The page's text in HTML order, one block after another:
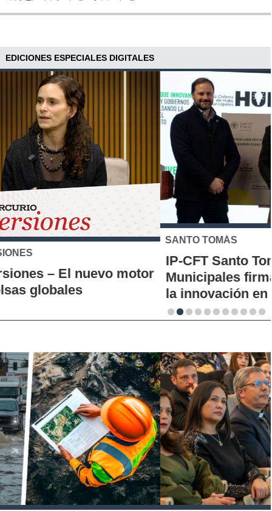
EDICIONES ESPECIALES DIGITALES
SANTO TOMÁS
IP-CFT Santo Tomás y Red de Hubs
Municipales firman alianza para impulsar
la innovación en los territorios